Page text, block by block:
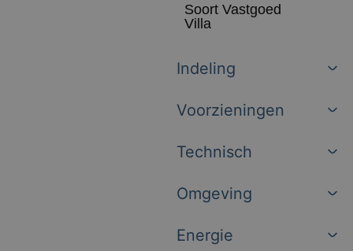
Soort Vastgoed
Villa
Indeling
Voorzieningen
Technisch
Omgeving
Energie